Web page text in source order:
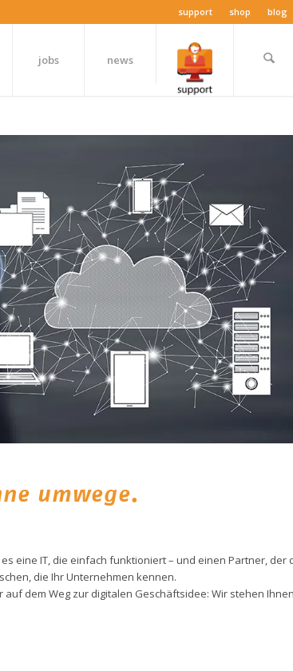
support shop blog
jobs news
umwege.
eine IT, die einfach funktioniert – und einen Partner, der
die Ihr Unternehmen kennen.
dem Weg zur digitalen Geschäftsidee: Wir stehen